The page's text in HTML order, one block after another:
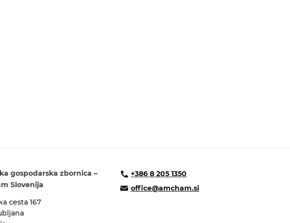
gospodarska zbornica –
Slovenija
cesta 167
+386 8 205 1350
office@amcham.si